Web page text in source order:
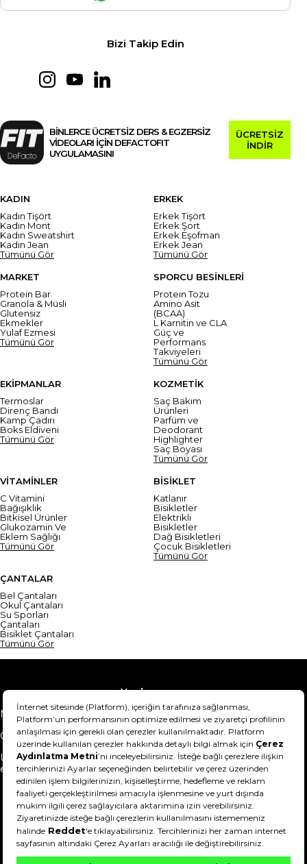
Bizi Takip Edin
BİNLERCE ÜCRETSİZ DERS & EGZERSİZ
VİDEOLARI İÇİN DEFACTOFIT
UYGULAMASINI
ÜCRETSİZ
İNDİR
KADIN
Kadın Tişört
Kadın Mont
Kadın Sweatshirt
Kadın Jean
Tümünü Gör
ERKEK
Erkek Tişört
Erkek Şort
Erkek Eşofman
Erkek Jean
Tümünü Gör
MARKET
Protein Bar
Granola & Müsli
Glutensiz
Ekmekler
Yulaf Ezmesi
Tümünü Gör
SPORCU BESİNLERİ
Protein Tozu
Amino Asit
(BCAA)
L Karnitin ve CLA
Güç ve
Performans
Takviyeleri
Tümünü Gör
EKİPMANLAR
Termoslar
Direnç Bandı
Kamp Çadırı
Boks Eldiveni
Tümünü Gör
KOZMETİK
Saç Bakım
Ürünleri
Parfüm ve
Deodorant
Highlighter
Saç Boyası
Tümünü Gör
VİTAMİNLER
C Vitamini
Bağışıklık
Bitkisel Ürünler
Glukozamin Ve
Eklem Sağlığı
Tümünü Gör
BİSİKLET
Katlanır
Bisikletler
Elektrikli
Bisikletler
Dağ Bisikletleri
Çocuk Bisikletleri
Tümünü Gör
ÇANTALAR
Bel Çantaları
Okul Çantaları
Su Sporları
Çantaları
Bisiklet Çantaları
Tümünü Gör
Yardım
Mesafeli Satış Sözleşmesi
Teslimat Bilgisi
Gizlilik Sözleşmesi
Şartlar & Koşullar
Ürünümü nasıl iade
edebilirim?
Hakkımızda
DeFactoFIT ©️ 2022-2026. Tüm hakları saklıdır.